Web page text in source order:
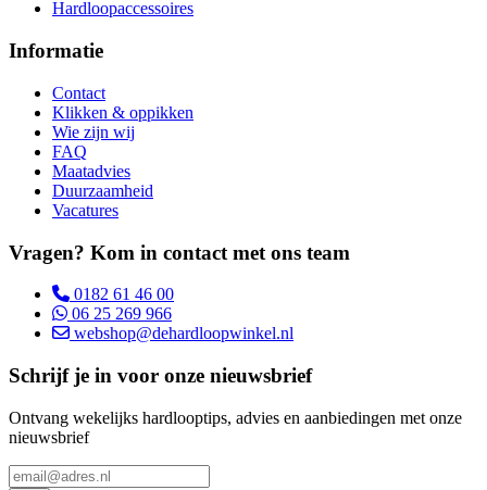
Hardloopaccessoires
Informatie
Contact
Klikken & oppikken
Wie zijn wij
FAQ
Maatadvies
Duurzaamheid
Vacatures
Vragen? Kom in contact met ons team
0182 61 46 00
06 25 269 966
webshop@dehardloopwinkel.nl
Schrijf je in voor onze nieuwsbrief
Ontvang wekelijks hardlooptips, advies en aanbiedingen met onze
nieuwsbrief